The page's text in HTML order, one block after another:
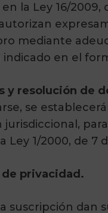
la Ley 16/
mediante
en el
y resolución de
se
1/2000, de 7
privacidad.
suscripción dan